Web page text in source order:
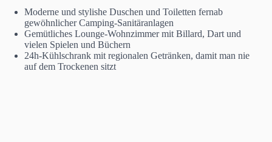
Moderne und stylishe Duschen und Toiletten fernab
gewöhnlicher Camping-Sanitäranlagen
Gemütliches Lounge-Wohnzimmer mit Billard, Dart und
vielen Spielen und Büchern
24h-Kühlschrank mit regionalen Getränken, damit man nie
auf dem Trockenen sitzt